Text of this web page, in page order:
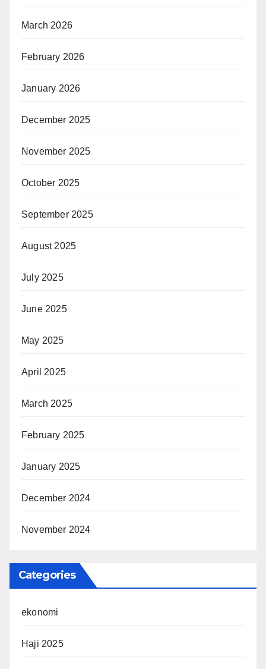
March 2026
February 2026
January 2026
December 2025
November 2025
October 2025
September 2025
August 2025
July 2025
June 2025
May 2025
April 2025
March 2025
February 2025
January 2025
December 2024
November 2024
Categories
ekonomi
Haji 2025